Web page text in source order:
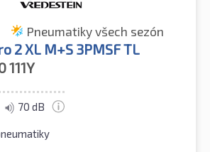
Pneumatiky všech sezón
2 XL M+S 3PMSF TL
111Y
70 dB